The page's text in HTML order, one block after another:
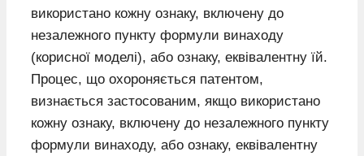
використано кожну ознаку, включену до
незалежного пункту формули винаходу
(корисної моделі), або ознаку, еквівалентну їй.
Процес, що охороняється патентом,
визнається застосованим, якщо використано
кожну ознаку, включену до незалежного пункту
формули винаходу, або ознаку, еквівалентну